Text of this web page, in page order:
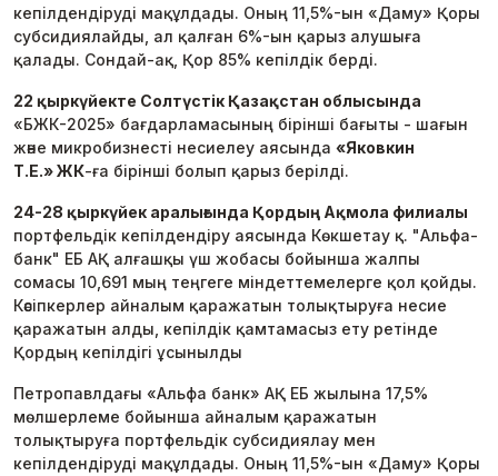
кепілдендіруді мақұлдады. Оның 11,5%-ын «Даму» Қоры
субсидиялайды, ал қалған 6%-ын қарыз алушыға
қалады. Сондай-ақ, Қор 85% кепілдік берді.
22 қыркүйекте Солтүстік Қазақстан облысында
«БЖК-2025» бағдарламасының бірінші бағыты - шағын
және микробизнесті несиелеу аясында «Яковкин
Т.Е.» ЖК-ға бірінші болып қарыз берілді.
24-28 қыркүйек аралығында Қордың Ақмола филиалы
портфельдік кепілдендіру аясында Көкшетау қ. "Альфа-
банк" ЕБ АҚ алғашқы үш жобасы бойынша жалпы
сомасы 10,691 мың теңгеге міндеттемелерге қол қойды.
Кәсіпкерлер айналым қаражатын толықтыруға несие
қаражатын алды, кепілдік қамтамасыз ету ретінде
Қордың кепілдігі ұсынылды
Петропавлдағы «Альфа банк» АҚ ЕБ жылына 17,5%
мөлшерлеме бойынша айналым қаражатын
толықтыруға портфельдік субсидиялау мен
кепілдендіруді мақұлдады. Оның 11,5%-ын «Даму» Қоры